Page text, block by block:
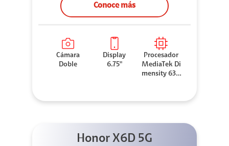
Conoce más
Cámara
Doble
Display
6.75"
Procesador
MediaTek Di
mensity 630
Honor X6D 5G